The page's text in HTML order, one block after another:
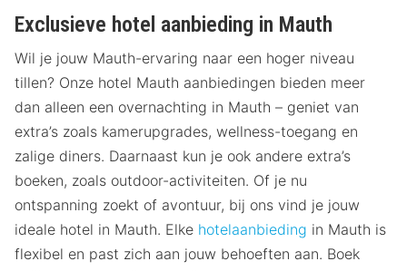
Exclusieve hotel aanbieding in Mauth
Wil je jouw Mauth-ervaring naar een hoger niveau
tillen? Onze hotel Mauth aanbiedingen bieden meer
dan alleen een overnachting in Mauth – geniet van
extra’s zoals kamerupgrades, wellness-toegang en
zalige diners. Daarnaast kun je ook andere extra’s
boeken, zoals outdoor-activiteiten. Of je nu
ontspanning zoekt of avontuur, bij ons vind je jouw
ideale hotel in Mauth. Elke hotelaanbieding in Mauth is
flexibel en past zich aan jouw behoeften aan. Boek